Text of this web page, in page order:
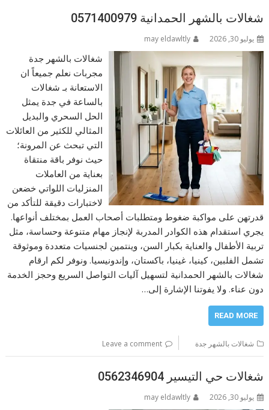
شغالات بالشهر الحمدانية 0571400979
يوليو 30, 2026 may eldawltly
شغالات بالشهر جدة
مجربات نعلم جميعاً ان
الاستعانة بـ شغالات
بالساعة في جدة يمثل
الحل السحري والبديل
المثالي للكثير من العائلات
التي تبحث عن المرونة؛
حيث نوفر باقة منتقاة
بعناية من العاملات
المنزليات اللواتي خضعن
لاختبارات دقيقة للتأكد من
قدرتهن على مواكبة ضغوط ومتطلبات أصحاب العمل بمختلف أنواعها.
يجري استقدام هذه الكوادر المدربة لإنجاز مهام متنوعة وحساسة، مثل
تربية الأطفال والعناية بكبار السن، وينتمين لجنسيات متعددة وموثوقة
تشمل الفلبين، كينيا، غينيا، باكستان، وإندونيسيا. ونوفر لكم ارقام
شغالات بالشهر الحمدانية لتسهيل آليات التواصل السريع وحجز الخدمة
دون عناء. ولا يفوتنا الإشارة إلى…
READ MORE
شغالات بالشهر جدة Leave a comment
شغالات حي التيسير 0562346904
يوليو 30, 2026 may eldawltly